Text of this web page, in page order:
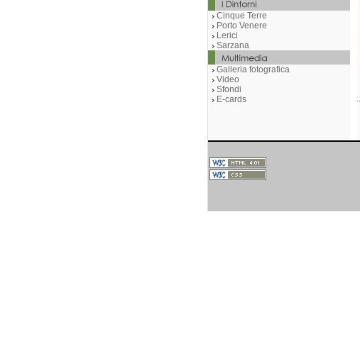
Cinque Terre
Porto Venere
Lerici
Sarzana
Galleria fotografica
Video
Sfondi
E-cards